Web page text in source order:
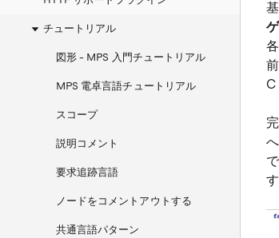
チュートリアル
図形 - MPS 入門チュートリアル
MPS 電卓言語チュートリアル
スコープ
説明コメント
要求追跡言語
ノードをコメントアウトする
共通言語パターン
C